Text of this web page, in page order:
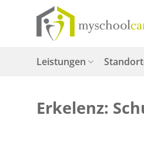
springen
Leistungen
Erkelenz: